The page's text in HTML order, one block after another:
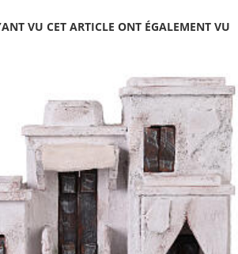
VU CET ARTICLE ONT ÉGALEMENT VU